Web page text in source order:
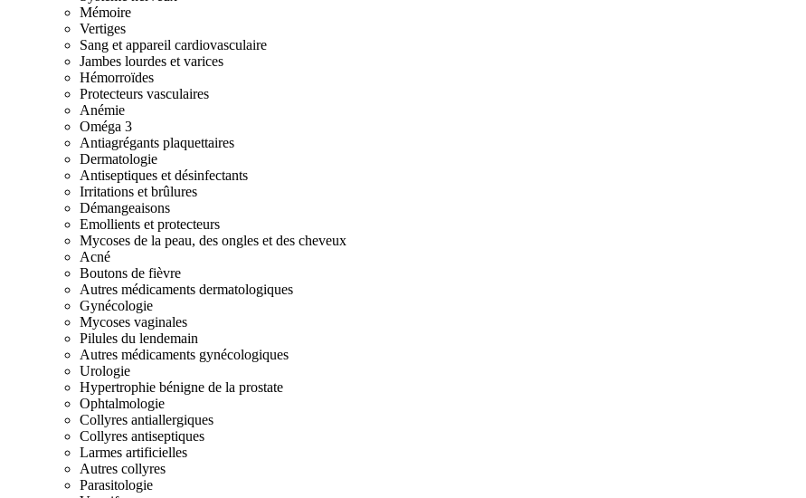
Mémoire
Vertiges
Sang et appareil cardiovasculaire
Jambes lourdes et varices
Hémorroïdes
Protecteurs vasculaires
Anémie
Oméga 3
Antiagrégants plaquettaires
Dermatologie
Antiseptiques et désinfectants
Irritations et brûlures
Démangeaisons
Emollients et protecteurs
Mycoses de la peau, des ongles et des cheveux
Acné
Boutons de fièvre
Autres médicaments dermatologiques
Gynécologie
Mycoses vaginales
Pilules du lendemain
Autres médicaments gynécologiques
Urologie
Hypertrophie bénigne de la prostate
Ophtalmologie
Collyres antiallergiques
Collyres antiseptiques
Larmes artificielles
Autres collyres
Parasitologie